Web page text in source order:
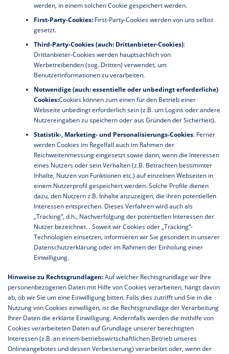
werden, in einem solchen Cookie gespeichert werden.
First-Party-Cookies:First-Party-Cookies werden von uns selbst
gesetzt.
Third-Party-Cookies (auch: Drittanbieter-Cookies):
Drittanbieter-Cookies werden hauptsächlich von
Werbetreibenden (sog. Dritten) verwendet, um
Benutzerinformationen zu verarbeiten.
Notwendige (auch: essentielle oder unbedingt erforderliche)
Cookies:Cookies können zum einen für den Betrieb einer
Webseite unbedingt erforderlich sein (z.B. um Logins oder andere
Nutzereingaben zu speichern oder aus Gründen der Sicherheit).
Statistik-, Marketing- und Personalisierungs-Cookies: Ferner
werden Cookies im Regelfall auch im Rahmen der
Reichweitenmessung eingesetzt sowie dann, wenn die Interessen
eines Nutzers oder sein Verhalten (z.B. Betrachten bestimmter
Inhalte, Nutzen von Funktionen etc.) auf einzelnen Webseiten in
einem Nutzerprofil gespeichert werden. Solche Profile dienen
dazu, den Nutzern z.B. Inhalte anzuzeigen, die ihren potentiellen
Interessen entsprechen. Dieses Verfahren wird auch als
„Tracking“, d.h., Nachverfolgung der potentiellen Interessen der
Nutzer bezeichnet. . Soweit wir Cookies oder „Tracking“-
Technologien einsetzen, informieren wir Sie gesondert in unserer
Datenschutzerklärung oder im Rahmen der Einholung einer
Einwilligung.
Hinweise zu Rechtsgrundlagen:Auf welcher Rechtsgrundlage wir Ihre
personenbezogenen Daten mit Hilfe von Cookies verarbeiten, hängt davon
ab, ob wir Sie um eine Einwilligung bitten. Falls dies zutrifft und Sie in die
Nutzung von Cookies einwilligen, ist die Rechtsgrundlage der Verarbeitung
Ihrer Daten die erklärte Einwilligung. Andernfalls werden die mithilfe von
Cookies verarbeiteten Daten auf Grundlage unserer berechtigten
Interessen (z.B. an einem betriebswirtschaftlichen Betrieb unseres
Onlineangebotes und dessen Verbesserung) verarbeitet oder, wenn der